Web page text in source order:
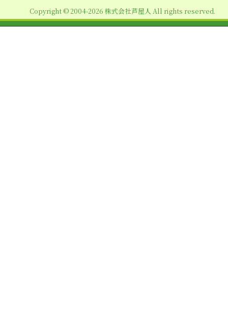
ン
Copyright © 2004-2026 株式会社芦屋人 All rights reserved.